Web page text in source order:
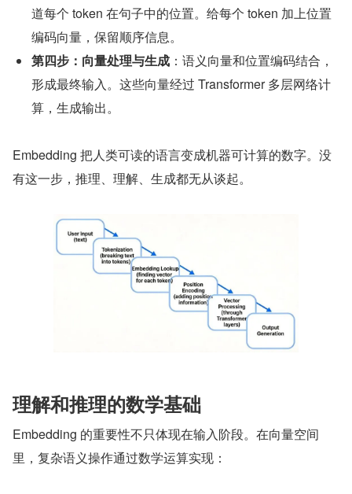
道每个 token 在句子中的位置。给每个 token 加上位置
编码向量，保留顺序信息。
第四步：向量处理与生成 ：语义向量和位置编码结合，
形成最终输入。这些向量经过 Transformer 多层网络计
算，生成输出。
Embedding 把人类可读的语言变成机器可计算的数字。没
有这一步，推理、理解、生成都无从谈起。
理解和推理的数学基础
Embedding 的重要性不只体现在输入阶段。在向量空间
里，复杂语义操作通过数学运算实现：